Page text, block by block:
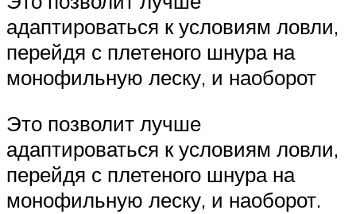
адаптироваться к условиям ловли,
перейдя с плетеного шнура на
монофильную леску, и наоборот
Это позволит лучше
адаптироваться к условиям ловли,
перейдя с плетеного шнура на
монофильную леску, и наоборот.